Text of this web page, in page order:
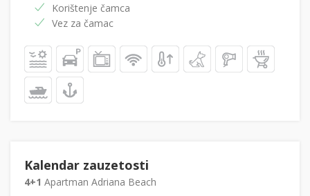
Korištenje čamca
Vez za čamac
Kalendar zauzetosti
4+1 Apartman Adriana Beach